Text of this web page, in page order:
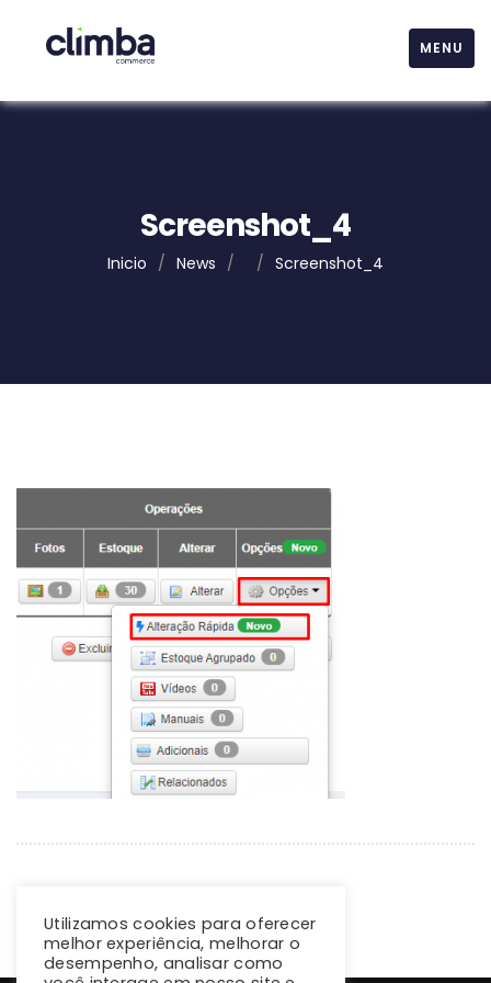
MENU
Screenshot_4
Inicio / News / / Screenshot_4
Utilizamos cookies para oferecer
melhor experiência, melhorar o
desempenho, analisar como